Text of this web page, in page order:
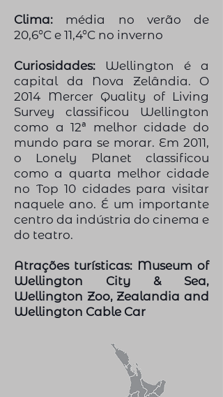
Clima: média no verão de
20,6°C e 11,4°C no inverno
Curiosidades: Wellington é a
capital da Nova Zelândia. O
2014 Mercer Quality of Living
Survey classificou Wellington
como a 12ª melhor cidade do
mundo para se morar. Em 2011,
o Lonely Planet classificou
como a quarta melhor cidade
no Top 10 cidades para visitar
naquele ano. É um importante
centro da indústria do cinema e
do teatro.
Atrações turísticas: Museum of
Wellington City & Sea,
Wellington Zoo, Zealandia and
Wellington Cable Car